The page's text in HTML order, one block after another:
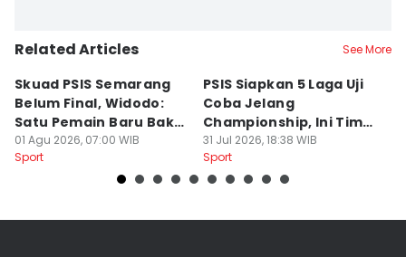
Related Articles See More
Skuad PSIS Semarang
Belum Final, Widodo:
Satu Pemain Baru Bakal
Gabung
01 Agu 2026, 07:00 WIB
Sport
PSIS Siapkan 5 Laga Uji
Coba Jelang
Championship, Ini Tim
Calon Lawan
31 Jul 2026, 18:38 WIB
Sport